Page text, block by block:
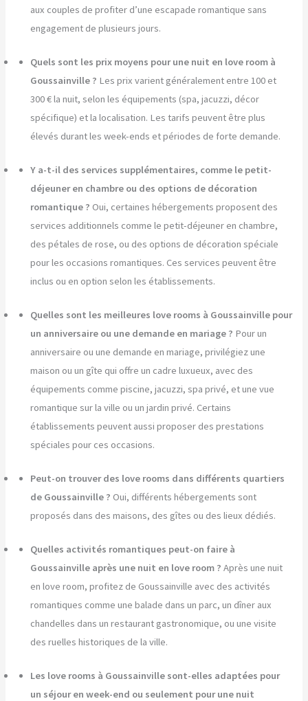
aux couples de profiter d’une escapade romantique sans
engagement de plusieurs jours.
Quels sont les prix moyens pour une nuit en love room à
Goussainville ? Les prix varient généralement entre 100 et
300 € la nuit, selon les équipements (spa, jacuzzi, décor
spécifique) et la localisation. Les tarifs peuvent être plus
élevés durant les week-ends et périodes de forte demande.
Y a-t-il des services supplémentaires, comme le petit-
déjeuner en chambre ou des options de décoration
romantique ? Oui, certaines hébergements proposent des
services additionnels comme le petit-déjeuner en chambre,
des pétales de rose, ou des options de décoration spéciale
pour les occasions romantiques. Ces services peuvent être
inclus ou en option selon les établissements.
Quelles sont les meilleures love rooms à Goussainville pour
un anniversaire ou une demande en mariage ? Pour un
anniversaire ou une demande en mariage, privilégiez une
maison ou un gîte qui offre un cadre luxueux, avec des
équipements comme piscine, jacuzzi, spa privé, et une vue
romantique sur la ville ou un jardin privé. Certains
établissements peuvent aussi proposer des prestations
spéciales pour ces occasions.
Peut-on trouver des love rooms dans différents quartiers
de Goussainville ? Oui, différents hébergements sont
proposés dans des maisons, des gîtes ou des lieux dédiés.
Quelles activités romantiques peut-on faire à
Goussainville après une nuit en love room ? Après une nuit
en love room, profitez de Goussainville avec des activités
romantiques comme une balade dans un parc, un dîner aux
chandelles dans un restaurant gastronomique, ou une visite
des ruelles historiques de la ville.
Les love rooms à Goussainville sont-elles adaptées pour
un séjour en week-end ou seulement pour une nuit